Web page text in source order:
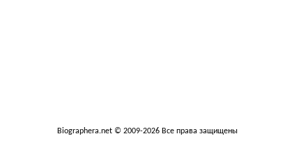
Biographera.net © 2009-2026 Все права защищены